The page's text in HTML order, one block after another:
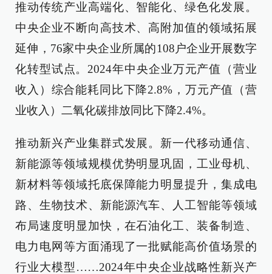
推动传统产业高端化、智能化、绿色化发展。
中央企业不断向高技术、高附加值的领域拓展
延伸，76家中央企业所属的108户企业开展数字
化转型试点。2024年中央企业万元产值（营业
收入）综合能耗同比下降2.8%，万元产值（营
业收入）二氧化碳排放同比下降2.4%。
推动新兴产业集群式发展。新一代移动通信、
新能源等领域规模优势明显巩固，工业母机、
新材料等领域托底保障能力明显提升，集成电
路、生物技术、新能源汽车、人工智能等领域
布局速度明显加快，在石油化工、装备制造、
电力电网等方面涌现了一批赋能高价值场景的
行业大模型……2024年中央企业战略性新兴产